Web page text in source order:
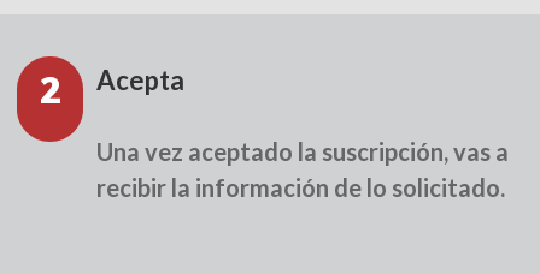
2 Acepta
Una vez aceptado la suscripción, vas a
recibir la información de lo solicitado.